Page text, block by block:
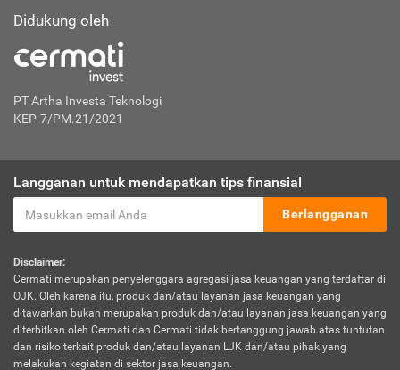
Didukung oleh
PT Artha Investa Teknologi
KEP-7/PM.21/2021
Langganan untuk mendapatkan tips finansial
Berlangganan
Disclaimer:
Cermati merupakan penyelenggara agregasi jasa keuangan yang terdaftar di
OJK. Oleh karena itu, produk dan/atau layanan jasa keuangan yang
ditawarkan bukan merupakan produk dan/atau layanan jasa keuangan yang
diterbitkan oleh Cermati dan Cermati tidak bertanggung jawab atas tuntutan
dan risiko terkait produk dan/atau layanan LJK dan/atau pihak yang
melakukan kegiatan di sektor jasa keuangan.